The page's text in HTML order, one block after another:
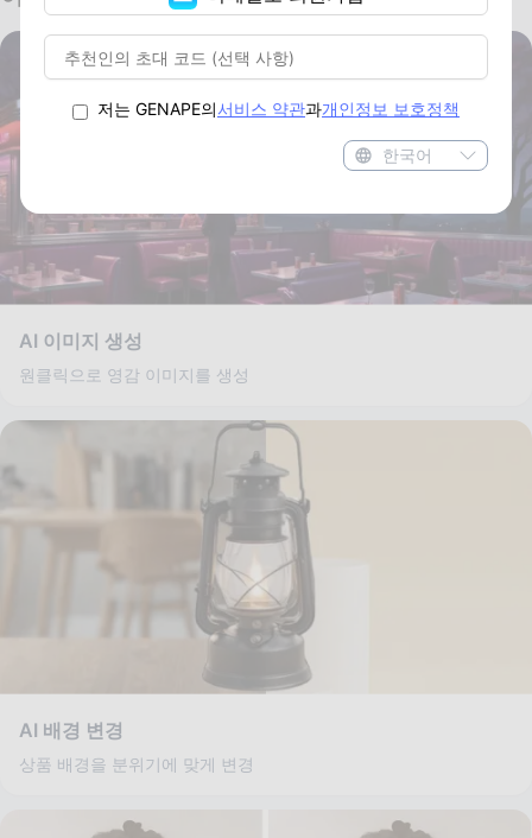
AI 이미지 생성
원클릭으로 영감 이미지를 생성
AI 배경 변경
상품 배경을 분위기에 맞게 변경
저는 GENAPE의서비스 약관과개인정보 보호정책
한국어